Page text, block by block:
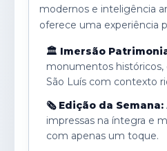
modernos e inteligência
oferece uma experiência
🏛️ Imersão
monumentos históricos,
São Luís com contexto
🗞️ Edição da Semana:
impressas na íntegra e
com apenas um toque.